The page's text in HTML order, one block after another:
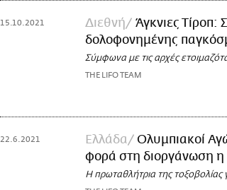
15.10.2021 Διεθνή
Άγκνιες
δολοφονημένης
Σύμφωνα με τις αρχές
THE LIFO TEAM
22.6.2021 Ελλάδα
Ολυμπιακοί
φορά στη διοργάνωση η
Η πρωταθλήτρια της τοξοβολίας